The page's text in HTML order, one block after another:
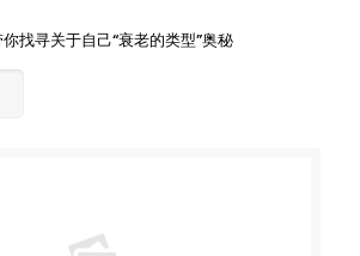
找寻关于自己“衰老的类型”奥秘